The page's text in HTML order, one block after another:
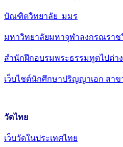
บัณฑิตวิทยาลัย มมร
มหาวิทยาลัยมหาจุฬาลงกรณราช
สำนักฝึกอบรมพระธรรมทูตไปต่า
เว็บไชต์นักศึกษาปริญญาเอก สา
วัดไทย
เว็บวัดในประเทศไทย